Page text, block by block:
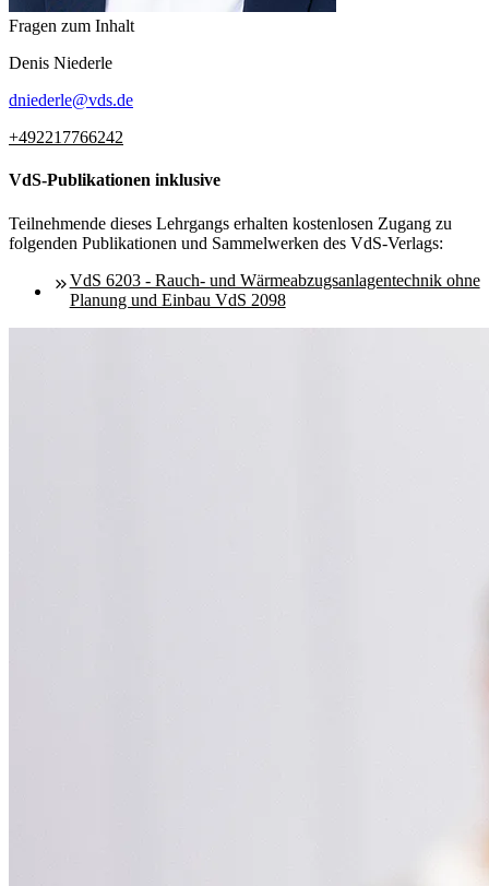
Fragen zum Inhalt
Denis Niederle
dniederle@vds.de
+492217766242
VdS-Publikationen inklusive
Teilnehmende dieses Lehrgangs erhalten kostenlosen Zugang zu
folgenden Publikationen und Sammelwerken des VdS-Verlags:
VdS 6203 - Rauch- und Wärmeabzugsanlagentechnik ohne
Planung und Einbau VdS 2098